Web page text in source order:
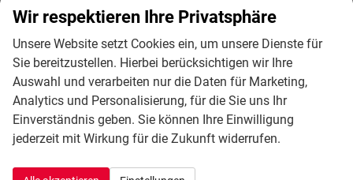
Außenfarbe
Timanfaya Grau Metallic
Leistung 195 kW (265 PS) Kilometerstand 10 km
40.717,– € Details
Verbrauch kombiniert:
8,40 l/100km
CO -Klasse: G
CO2-Emissionen:192,00 g/km
Wir respektieren Ihre Privatsphäre
Unsere Website setzt Cookies ein, um unsere Dienste für
Sie bereitzustellen. Hierbei berücksichtigen wir Ihre
Auswahl und verarbeiten nur die Daten für Marketing,
Analytics und Personalisierung, für die Sie uns Ihr
Einverständnis geben. Sie können Ihre Einwilligung
jederzeit mit Wirkung für die Zukunft widerrufen.